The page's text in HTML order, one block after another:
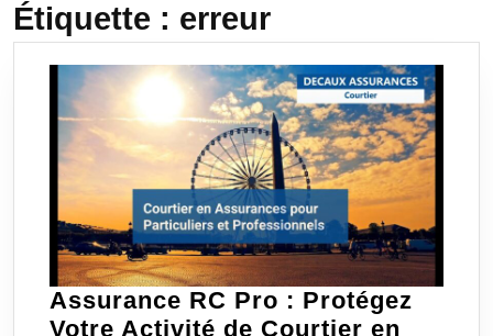
Étiquette : erreur
Assurance RC Pro : Protégez
Votre Activité de Courtier en